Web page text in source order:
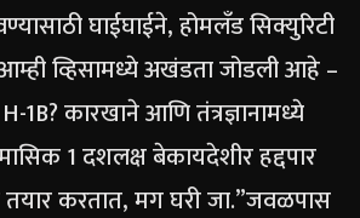
घाईघाईने, होमलँड सिक्युरिटी
व्हिसामध्ये अखंडता जोडली आहे –
H-1B? कारखाने आणि तंत्रज्ञानामध्ये
1 दशलक्ष बेकायदेशीर हद्दपार
तयार करतात, मग घरी जा.”जवळपास